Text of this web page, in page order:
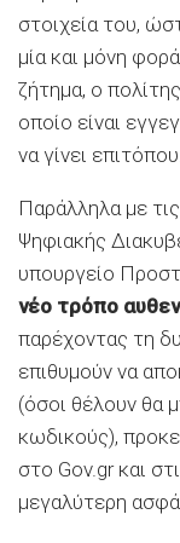
στοιχεία του,
μία και μόνη
ζήτημα, ο
οποίο είναι
να γίνει επιτόπου.
Παράλληλα με
Ψηφιακής
υπουργείο
νέο τρόπο
παρέχοντας τη
επιθυμούν να
(όσοι θέλουν θα
κωδικούς),
στο Gov.gr και
μεγαλύτερη